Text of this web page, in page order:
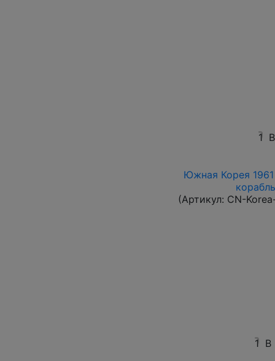
1
Южная Корея
(Артикул: CN-
1 В